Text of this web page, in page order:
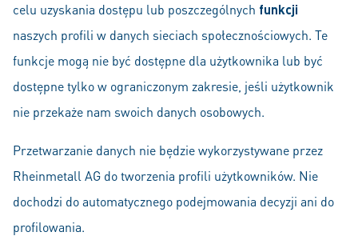
celu uzyskania dostępu lub poszczególnych funkcji
naszych profili w danych sieciach społecznościowych. Te
funkcje mogą nie być dostępne dla użytkownika lub być
dostępne tylko w ograniczonym zakresie, jeśli użytkownik
nie przekaże nam swoich danych osobowych.
Przetwarzanie danych nie będzie wykorzystywane przez
Rheinmetall AG do tworzenia profili użytkowników. Nie
dochodzi do automatycznego podejmowania decyzji ani do
profilowania.